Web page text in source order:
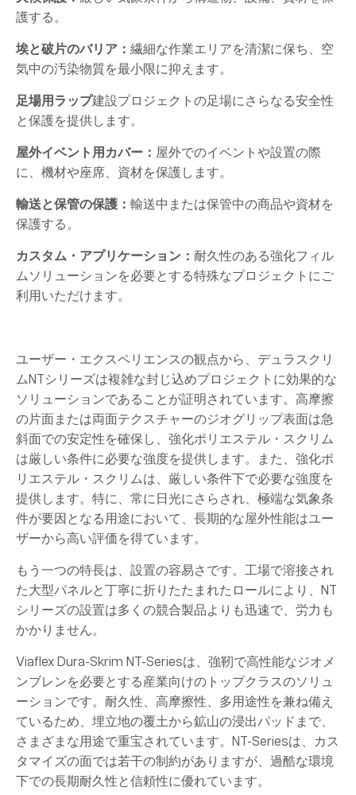
護する。
埃と破片のバリア： 繊細な作業エリアを清潔に保ち、空
気中の汚染物質を最小限に抑えます。
足場用ラップ建設プロジェクトの足場にさらなる安全性
と保護を提供します。
屋外イベント用カバー： 屋外でのイベントや設置の際
に、機材や座席、資材を保護します。
輸送と保管の保護： 輸送中または保管中の商品や資材を
保護する。
カスタム・アプリケーション： 耐久性のある強化フィル
ムソリューションを必要とする特殊なプロジェクトにご
利用いただけます。
ユーザー・エクスペリエンスの観点から、デュラスクリ
ムNTシリーズは複雑な封じ込めプロジェクトに効果的な
ソリューションであることが証明されています。高摩擦
の片面または両面テクスチャーのジオグリップ表面は急
斜面での安定性を確保し、強化ポリエステル・スクリム
は厳しい条件に必要な強度を提供します。また、強化ポ
リエステル・スクリムは、厳しい条件下で必要な強度を
提供します。特に、常に日光にさらされ、極端な気象条
件が要因となる用途において、長期的な屋外性能はユー
ザーから高い評価を得ています。
もう一つの特長は、設置の容易さです。工場で溶接され
た大型パネルと丁寧に折りたたまれたロールにより、NT
シリーズの設置は多くの競合製品よりも迅速で、労力も
かかりません。
Viaflex Dura-Skrim NT-Seriesは、強靭で高性能なジオメ
ンブレンを必要とする産業向けのトップクラスのソリュ
ーションです。耐久性、高摩擦性、多用途性を兼ね備え
ているため、埋立地の覆土から鉱山の浸出パッドまで、
さまざまな用途で重宝されています。NT-Seriesは、カス
タマイズの面では若干の制約がありますが、過酷な環境
下での長期耐久性と信頼性に優れています。